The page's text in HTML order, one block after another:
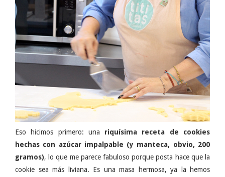
Eso hicimos primero: una riquísima receta de cookies
hechas con azúcar impalpable (y manteca, obvio, 200
gramos), lo que me parece fabuloso porque posta hace que la
cookie sea más liviana. Es una masa hermosa, ya la hemos